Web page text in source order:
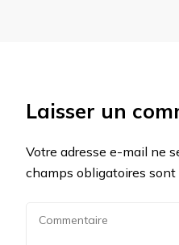
Laisser un
Votre adresse e-mail ne
champs obligatoires sont